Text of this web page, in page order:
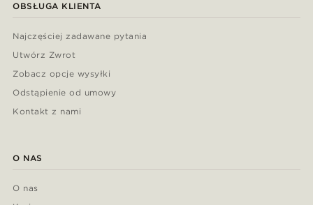
OBSŁUGA KLIENTA
Najczęściej zadawane pytania
Utwórz Zwrot
Zobacz opcje wysyłki
Odstąpienie od umowy
Kontakt z nami
O NAS
O nas